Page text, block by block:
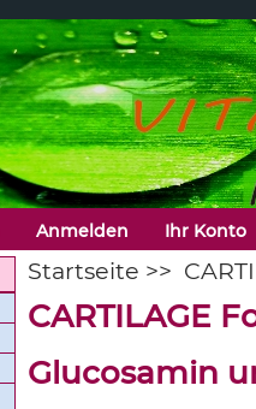
Startseite >>
CARTILAGE
Glucosamin
Anmelden Ihr Konto